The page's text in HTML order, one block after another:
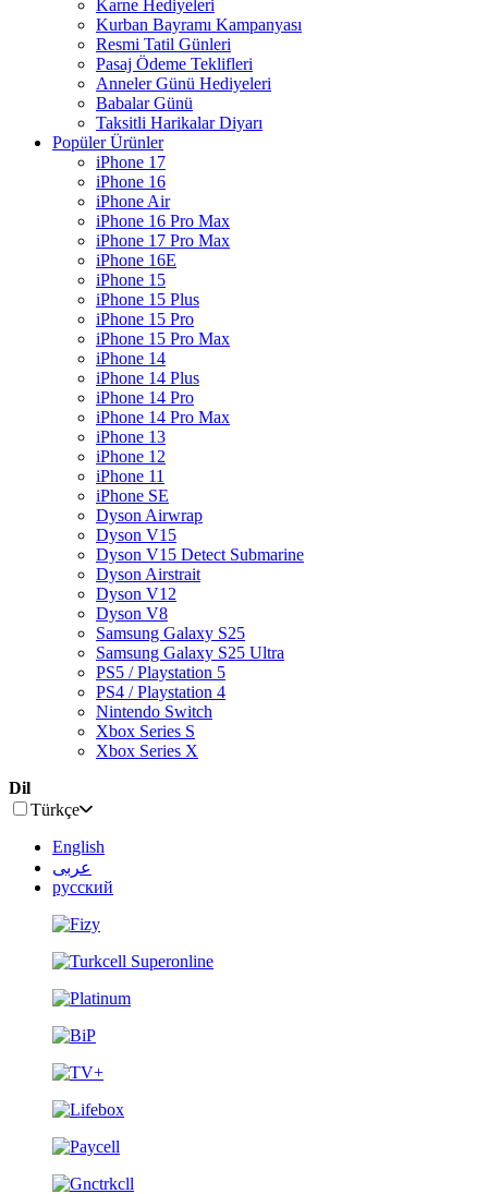
Karne Hediyeleri
Kurban Bayramı Kampanyası
Resmi Tatil Günleri
Pasaj Ödeme Teklifleri
Anneler Günü Hediyeleri
Babalar Günü
Taksitli Harikalar Diyarı
Popüler Ürünler
iPhone 17
iPhone 16
iPhone Air
iPhone 16 Pro Max
iPhone 17 Pro Max
iPhone 16E
iPhone 15
iPhone 15 Plus
iPhone 15 Pro
iPhone 15 Pro Max
iPhone 14
iPhone 14 Plus
iPhone 14 Pro
iPhone 14 Pro Max
iPhone 13
iPhone 12
iPhone 11
iPhone SE
Dyson Airwrap
Dyson V15
Dyson V15 Detect Submarine
Dyson Airstrait
Dyson V12
Dyson V8
Samsung Galaxy S25
Samsung Galaxy S25 Ultra
PS5 / Playstation 5
PS4 / Playstation 4
Nintendo Switch
Xbox Series S
Xbox Series X
Dil
Türkçe
English
عربى
русский